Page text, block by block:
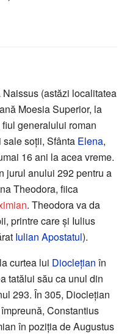
(astăzi localitatea
Moesia Superior, la
fiul generalului roman
soții, Sfânta Elena,
16 ani la acea vreme.
jurul anului 292 pentru a
Theodora, fiica
. Theodora va da
printre care și Iulius
Iulian Apostatul).
curtea lui Dioclețian în
tatălui său ca unul din
293. În 305, Dioclețian
Constantius
în poziția de Augustus